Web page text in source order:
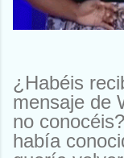
¿Habéis
mensaje de
no
había